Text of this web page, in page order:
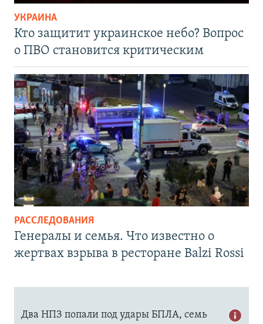
УКРАИНА
Кто защитит украинское небо? Вопрос
о ПВО становится критическим
РАССЛЕДОВАНИЯ
Генералы и семья. Что известно о
жертвах взрыва в ресторане Balzi Rossi